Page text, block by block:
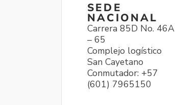
SEDE
NACIONAL
Carrera 85D No. 46A
– 65
Complejo logístico
San Cayetano
Conmutador: +57
(601) 7965150